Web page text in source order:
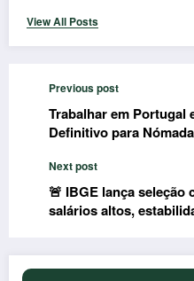
View All Posts
Previous post
Trabalhar em Portugal
Definitivo para
Next post
🚨 IBGE lança
salários altos,